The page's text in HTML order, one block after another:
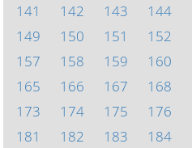
141
142 143 144
149
150 151 152
157
158 159 160
165
166 167 168
173
174 175 176
181
182 183 184